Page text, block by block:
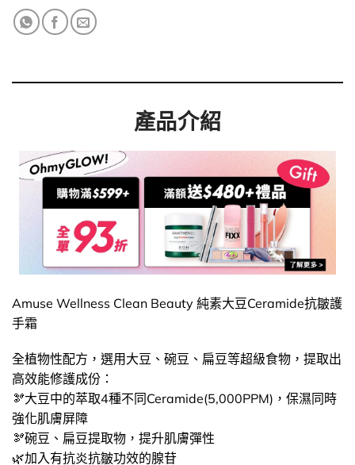
產品介紹
Amuse Wellness Clean Beauty 純素大豆Ceramide抗皺護
手霜
全植物性配方，選用大豆、碗豆、扁豆等超級食物，提取出
高效能修護成份：
🫘大豆中的萃取4種不同Ceramide(5,000PPM)，保濕同時
強化肌膚屏障
🫘碗豆、扁豆提取物，提升肌膚彈性
🌿加入有抗炎抗皺功效的腺苷